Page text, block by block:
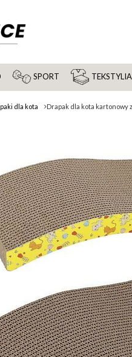
SPORT
dla kota Drapak dla kota kartonowy